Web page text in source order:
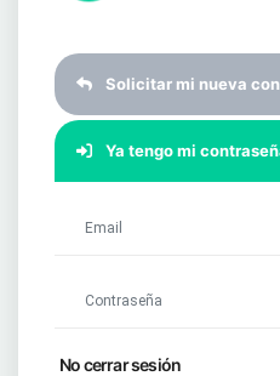
Solicitar mi nueva
Ya tengo mi
No cerrar sesión